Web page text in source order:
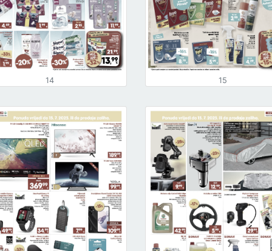
14 15